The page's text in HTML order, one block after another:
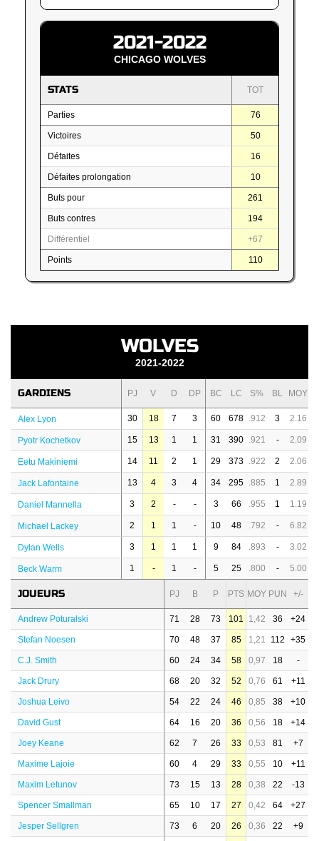
2021-2022
CHICAGO WOLVES
STATS TOT
Parties 76
Victoires 50
Défaites 16
Défaites prolongation 10
Buts pour 261
Buts contres 194
Différentiel +67
Points 110
WOLVES
2021-2022
GARDIENS PJ V D DP BC LC S% BL MOY
Alex Lyon 30 18 7 3 60 678 .912 3 2.16
Pyotr Kochetkov 15 13 1 1 31 390 .921 - 2.09
Eetu Makiniemi 14 11 2 1 29 373 .922 2 2.06
Jack Lafontaine 13 4 3 4 34 295 .885 1 2.89
Daniel Mannella 3 2 - - 3 66 .955 1 1.19
Michael Lackey 2 1 1 - 10 48 .792 - 6.82
Dylan Wells 3 1 1 1 9 84 .893 - 3.02
Beck Warm 1 - 1 - 5 25 .800 - 5.00
JOUEURS PJ B P PTS MOY PUN +/-
Andrew Poturalski 71 28 73 101 1,42 36 +24
Stefan Noesen 70 48 37 85 1,21 112 +35
C.J. Smith 60 24 34 58 0,97 18 -
Jack Drury 68 20 32 52 0,76 61 +11
Joshua Leivo 54 22 24 46 0,85 38 +10
David Gust 64 16 20 36 0,56 18 +14
Joey Keane 62 7 26 33 0,53 81 +7
Maxime Lajoie 60 4 29 33 0,55 10 +11
Maxim Letunov 73 15 13 28 0,38 22 -13
Spencer Smallman 65 10 17 27 0,42 64 +27
Jesper Sellgren 73 6 20 26 0,36 22 +9